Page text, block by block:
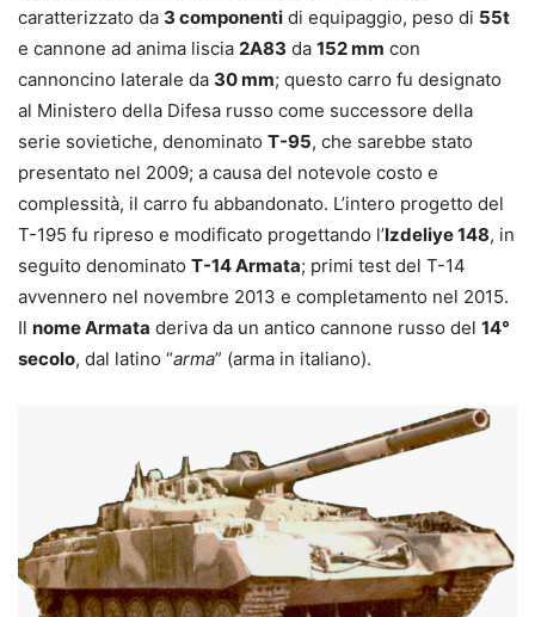
caratterizzato da 3 componenti di equipaggio, peso di 55t
e cannone ad anima liscia 2A83 da 152 mm con
cannoncino laterale da 30 mm; questo carro fu designato
al Ministero della Difesa russo come successore della
serie sovietiche, denominato T-95, che sarebbe stato
presentato nel 2009; a causa del notevole costo e
complessità, il carro fu abbandonato. L’intero progetto del
T-195 fu ripreso e modificato progettando l’Izdeliye 148, in
seguito denominato T-14 Armata; primi test del T-14
avvennero nel novembre 2013 e completamento nel 2015.
Il nome Armata deriva da un antico cannone russo del 14°
secolo, dal latino “arma” (arma in italiano).